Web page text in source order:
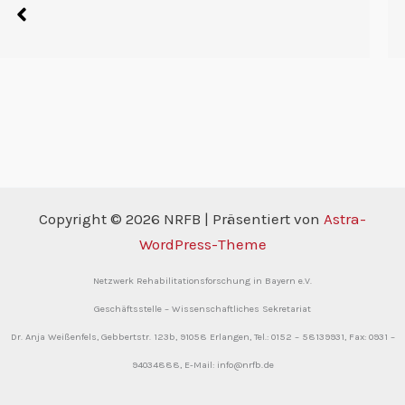
Auch in den kommenden drei Jahren werden Frau
Copyright © 2026 NRFB | Präsentiert von Astra-
WordPress-Theme
Netzwerk Rehabilitationsforschung in Bayern e.V.
Geschäftsstelle – Wissenschaftliches Sekretariat
Dr. Anja Weißenfels, Gebbertstr. 123b, 91058 Erlangen, Tel.: 0152 – 58139931, Fax: 0931 –
94034888, E-Mail: info@nrfb.de